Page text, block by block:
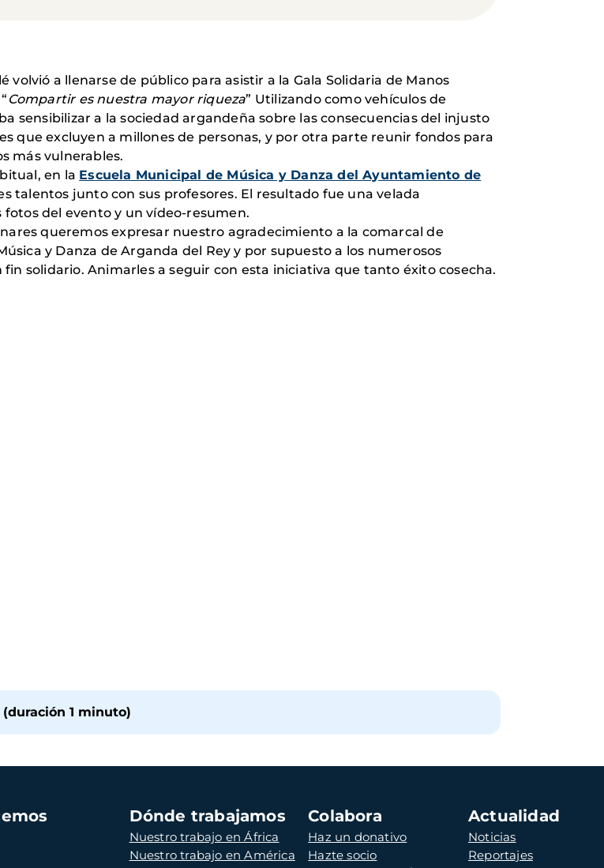
volvió a llenarse de público para asistir a la Gala Solidaria de Manos
Compartir es nuestra mayor riqueza” Utilizando como vehículos de
sensibilizar a la sociedad argandeña sobre las consecuencias del injusto
que excluyen a millones de personas, y por otra parte reunir fondos para
más vulnerables.
en la Escuela Municipal de Música y Danza del Ayuntamiento de
talentos junto con sus profesores. El resultado fue una velada
del evento y un vídeo-resumen.
queremos expresar nuestro agradecimiento a la comarcal de
y Danza de Arganda del Rey y por supuesto a los numerosos
solidario. Animarles a seguir con esta iniciativa que tanto éxito cosecha.
1 minuto)
Dónde trabajamos
Nuestro trabajo en África
Nuestro trabajo en América
Colabora
Haz un donativo
Hazte socio
Actualidad
Noticias
Reportajes